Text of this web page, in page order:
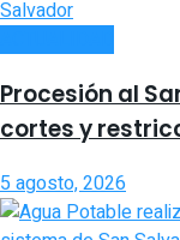
Procesión al
cortes y
5 agosto, 2026